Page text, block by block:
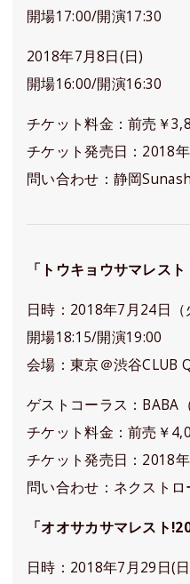
開場17:00/開演17:30
2018年7月8日(日)
開場16:00/開演16:30
チケット料金：前売￥
チケット発売日：2018
問い合わせ：静岡
「トウキョウサマレスト
日時：2018年7月24日（
開場18:15/開演19:00
会場：東京＠渋谷CLUB
ゲストコーラス：BABA
チケット料金：前売￥
チケット発売日：2018
問い合わせ：ネクスト
「オオサカサマレスト
日時：2018年7月29日(